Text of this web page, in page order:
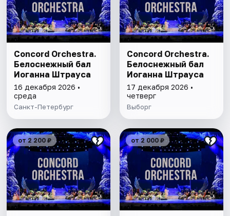
Concord Orchestra.
Белоснежный бал
Иоганна Штрауса
16 декабря 2026 •
среда
Санкт-Петербург
Concord Orchestra.
Белоснежный бал
Иоганна Штрауса
17 декабря 2026 •
четверг
Выборг
от 2 200 ₽ от 2 000 ₽